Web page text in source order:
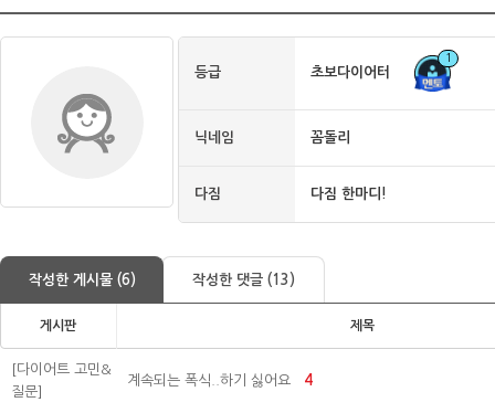
등급 초보다이어터
1
닉네임 꼼돌리
다짐 다짐 한마디!
작성한 게시물 (6) 작성한 댓글 (13)
게시판 제목
[다이어트 고민&
질문]
계속되는 폭식..하기 싫어요 4